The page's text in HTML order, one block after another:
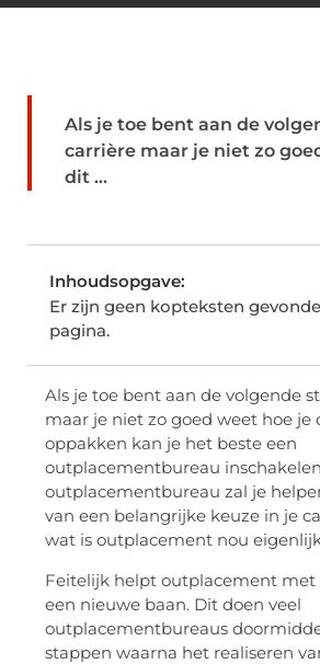
Als je toe bent aan de
carrière maar je niet zo
dit ...
Inhoudsopgave:
Er zijn geen kopteksten
pagina.
Als je toe bent aan de volgende
maar je niet zo goed weet hoe je
oppakken kan je het beste een
outplacementbureau
outplacementbureau zal je
van een belangrijke keuze in je
wat is outplacement nou
Feitelijk helpt outplacement met
een nieuwe baan. Dit doen veel
outplacementbureaus
stappen waarna het realiseren